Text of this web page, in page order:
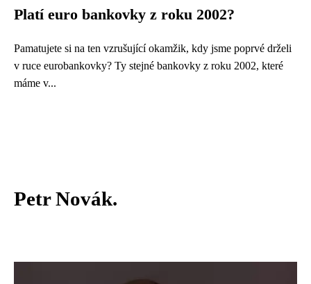
Platí euro bankovky z roku 2002?
Pamatujete si na ten vzrušující okamžik, kdy jsme poprvé drželi
v ruce eurobankovky? Ty stejné bankovky z roku 2002, které
máme v...
Petr Novák.